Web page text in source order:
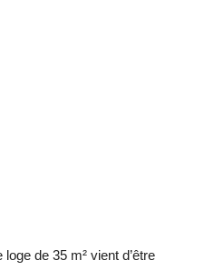
de 35 m² vient d’être